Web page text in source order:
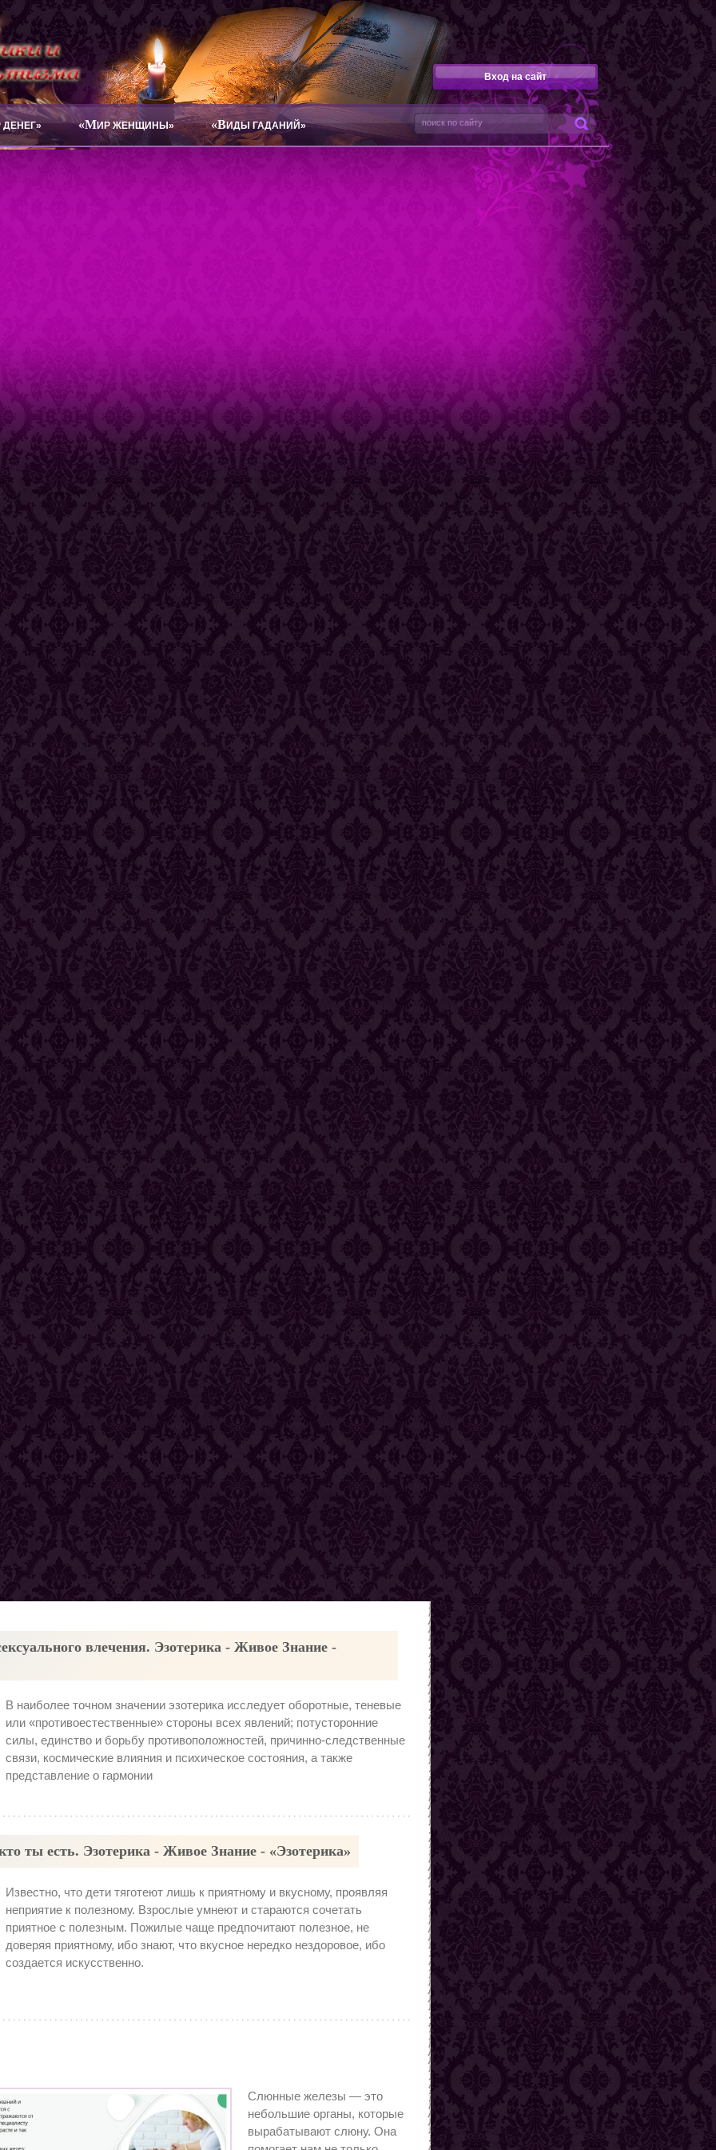
Вход на сайт
ДЕНЕГ» «МИР ЖЕНЩИНЫ» «ВИДЫ ГАДАНИЙ»
влечения. Эзотерика - Живое Знание -
В наиболее точном значении эзотерика исследует оборотные, теневые
или «противоестественные» стороны всех явлений; потусторонние
силы, единство и борьбу противоположностей, причинно-следственные
связи, космические влияния и психическое состояния, а также
представление о гармонии
ты есть. Эзотерика - Живое Знание - «Эзотерика»
Известно, что дети тяготеют лишь к приятному и вкусному, проявляя
неприятие к полезному. Взрослые умнеют и стараются сочетать
приятное с полезным. Пожилые чаще предпочитают полезное, не
доверяя приятному, ибо знают, что вкусное нередко нездоровое, ибо
создается искусственно.
Слюнные железы — это
небольшие органы, которые
вырабатывают слюну. Она